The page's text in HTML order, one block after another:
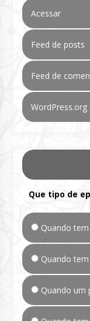
Acessar
Feed de posts
Feed de
WordPress.org
Que tipo de
Quando
Quando
Quando um